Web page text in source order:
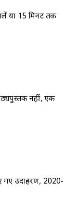
या 15 मिनट तक
नहीं, एक
गए उदाहरण, 2020-